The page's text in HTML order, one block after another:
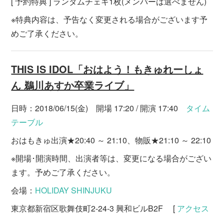
※特典内容は、予告なく変更される場合がございます予
めご了承ください。
THIS IS IDOL「おはよう！もきゅれーしょ
ん 鵜川あすか卒業ライブ」
日時：2018/06/15(金) 開場 17:20 / 開演 17:40 タイム
テーブル
おはもきゅ出演★20:40 ～ 21:10、物販★21:10 ～ 22:10
※開場･開演時間、出演者等は、変更になる場合がござい
ます。予めご了承ください。
会場： HOLIDAY SHINJUKU
東京都新宿区歌舞伎町2-24-3 興和ビルB2F [ アクセス